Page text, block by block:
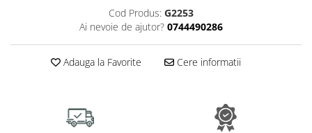
Dezvoltare cognitiva
Jocuri matematice
Dezvoltare proprioceptiva
Cod Produs: G2253
Ai nevoie de ajutor? 0744490286
Adauga la Favorite Cere informatii